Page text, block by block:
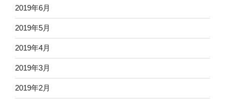
2019年6月
2019年5月
2019年4月
2019年3月
2019年2月